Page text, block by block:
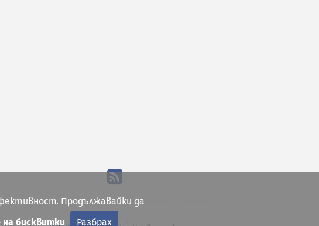
Продължавайки да
на бисквитки Разбрах